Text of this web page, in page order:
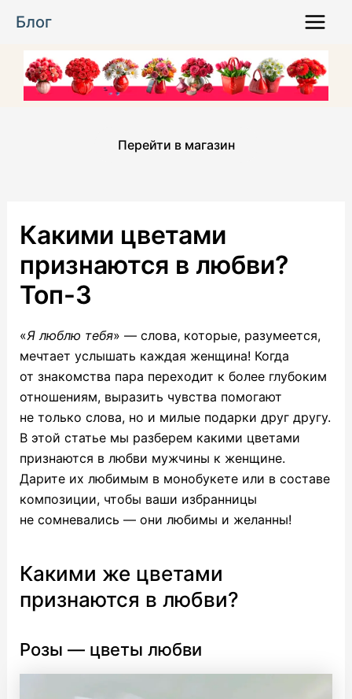
Блог
Menu
Перейти в магазин
Какими цветами
признаются в любви?
Топ-3
«Я люблю тебя» — слова, которые, разумеется,
мечтает услышать каждая женщина! Когда
от знакомства пара переходит к более глубоким
отношениям, выразить чувства помогают
не только слова, но и милые подарки друг другу.
В этой статье мы разберем какими цветами
признаются в любви мужчины к женщине.
Дарите их любимым в монобукете или в составе
композиции, чтобы ваши избранницы
не сомневались — они любимы и желанны!
Какими же цветами
признаются в любви?
Розы — цветы любви